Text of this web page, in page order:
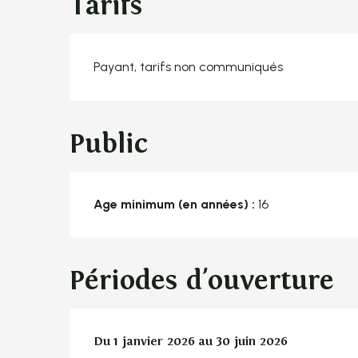
Payant, tarifs non communiqués
Public
Age minimum (en années) : 16
Périodes d'ouverture
Du 1 janvier 2026 au 30 juin 2026
Du 1 janvier 2026 au 30 juin 2026